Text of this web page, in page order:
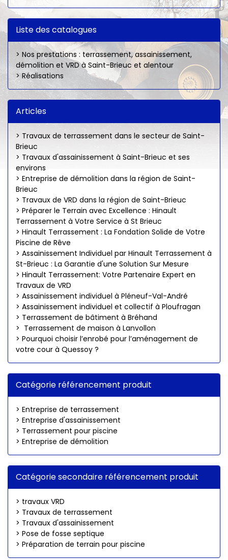
Liste des catalogues
> Nos prestations : terrassement, assainissement,
démolition et VRD à Saint-Brieuc et alentour
> Réalisations
Articles
> Travaux de terrassement dans le secteur de Saint-
Brieuc
> Travaux d'assainissement à Saint-Brieuc et ses
environs
> Entreprise de démolition dans la région de Saint-
Brieuc
> Travaux de VRD dans la région de Saint-Brieuc
> Préparer le Terrain avec Excellence : Hinault
Terrassement à Votre Service à St Brieuc
> Hinault Terrassement : La Fondation Solide de Votre
Piscine de Rêve
> Assainissement Individuel par Hinault Terrassement à
St-Brieuc : La Garantie d'une Solution Sur Mesure
> Hinault Terrassement: Votre Partenaire Expert en
Travaux de VRD
> Assainissement individuel à Pléneuf-Val-André
> Assainissement individuel et collectif à Ploufragan
> Terrassement de bâtiment à Bréhand
> Terrassement de maison à Lanvollon
> Pourquoi choisir l’enrobé pour l’aménagement de
votre cour à Quessoy ?
Catégorie référencement produit
> Entreprise de terrassement
> Entreprise d'assainissement
> Terrassement pour piscine
> Entreprise de démolition
Catégorie secondaire référencement produit
> travaux VRD
> Travaux de terrassement
> Travaux d'assainissement
> Pose de fosse septique
> Préparation de terrain pour piscine